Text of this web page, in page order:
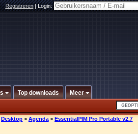
Registreren|Login:
Top downloads Meer
Desktop > Agenda > EssentialPIM Pro Portable v2.7